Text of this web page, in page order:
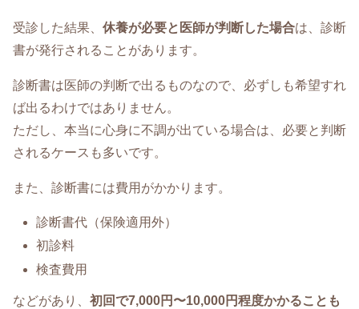
受診した結果、 休養が必要と医師が判断した場合は、診断
書が発行されることがあります。
診断書は医師の判断で出るものなので、必ずしも希望すれ
ば出るわけではありません。
ただし、本当に心身に不調が出ている場合は、必要と判断
されるケースも多いです。
また、診断書には費用がかかります。
診断書代（保険適用外）
初診料
検査費用
などがあり、 初回で7,000円〜10,000円程度かかることも